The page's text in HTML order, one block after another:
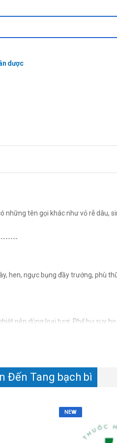
dược
những tên gọi khác như vỏ rễ dâu,
hen, ngực bụng đầy trướng, phù
nên dùng loại tươi. Phế hư suy
suyễn và ho do phế hàn (phổi nhiễm
độc.
Đến Tang bạch bì
NEW